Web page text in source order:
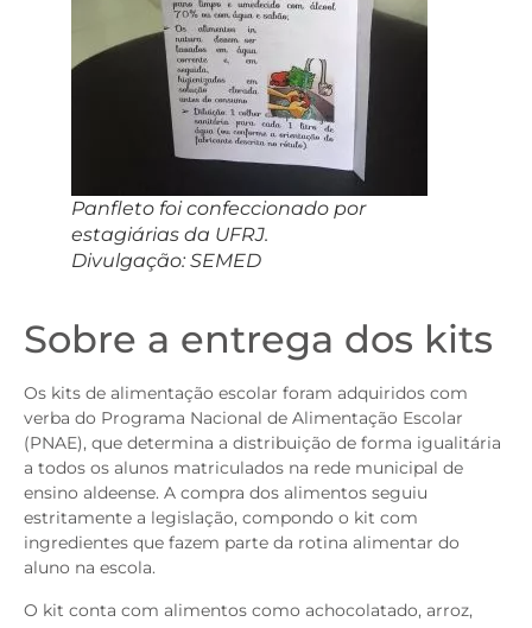
Panfleto foi confeccionado por
estagiárias da UFRJ.
Divulgação: SEMED
Sobre a entrega dos kits
Os kits de alimentação escolar foram adquiridos com
verba do Programa Nacional de Alimentação Escolar
(PNAE), que determina a distribuição de forma igualitária
a todos os alunos matriculados na rede municipal de
ensino aldeense. A compra dos alimentos seguiu
estritamente a legislação, compondo o kit com
ingredientes que fazem parte da rotina alimentar do
aluno na escola.
O kit conta com alimentos como achocolatado, arroz,